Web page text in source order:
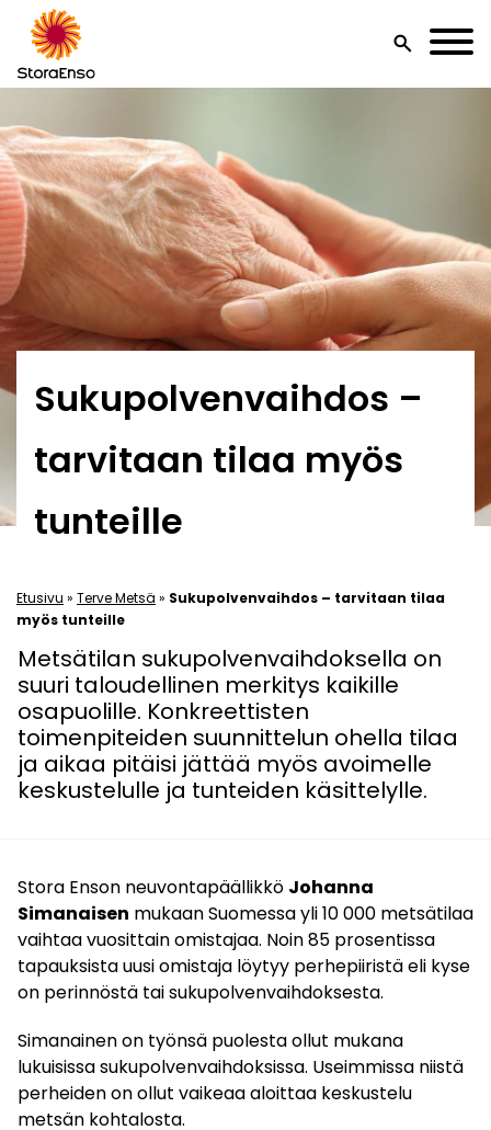
search
Sukupolvenvaihdos –
tarvitaan tilaa myös
tunteille
Etusivu » Terve Metsä » Sukupolvenvaihdos – tarvitaan tilaa
myös tunteille
Metsätilan sukupolvenvaihdoksella on
suuri taloudellinen merkitys kaikille
osapuolille. Konkreettisten
toimenpiteiden suunnittelun ohella tilaa
ja aikaa pitäisi jättää myös avoimelle
keskustelulle ja tunteiden käsittelylle.
Stora Enson neuvontapäällikkö Johanna
Simanaisen mukaan Suomessa yli 10 000 metsätilaa
vaihtaa vuosittain omistajaa. Noin 85 prosentissa
tapauksista uusi omistaja löytyy perhepiiristä eli kyse
on perinnöstä tai sukupolvenvaihdoksesta.
Simanainen on työnsä puolesta ollut mukana
lukuisissa sukupolvenvaihdoksissa. Useimmissa niistä
perheiden on ollut vaikeaa aloittaa keskustelu
metsän kohtalosta.